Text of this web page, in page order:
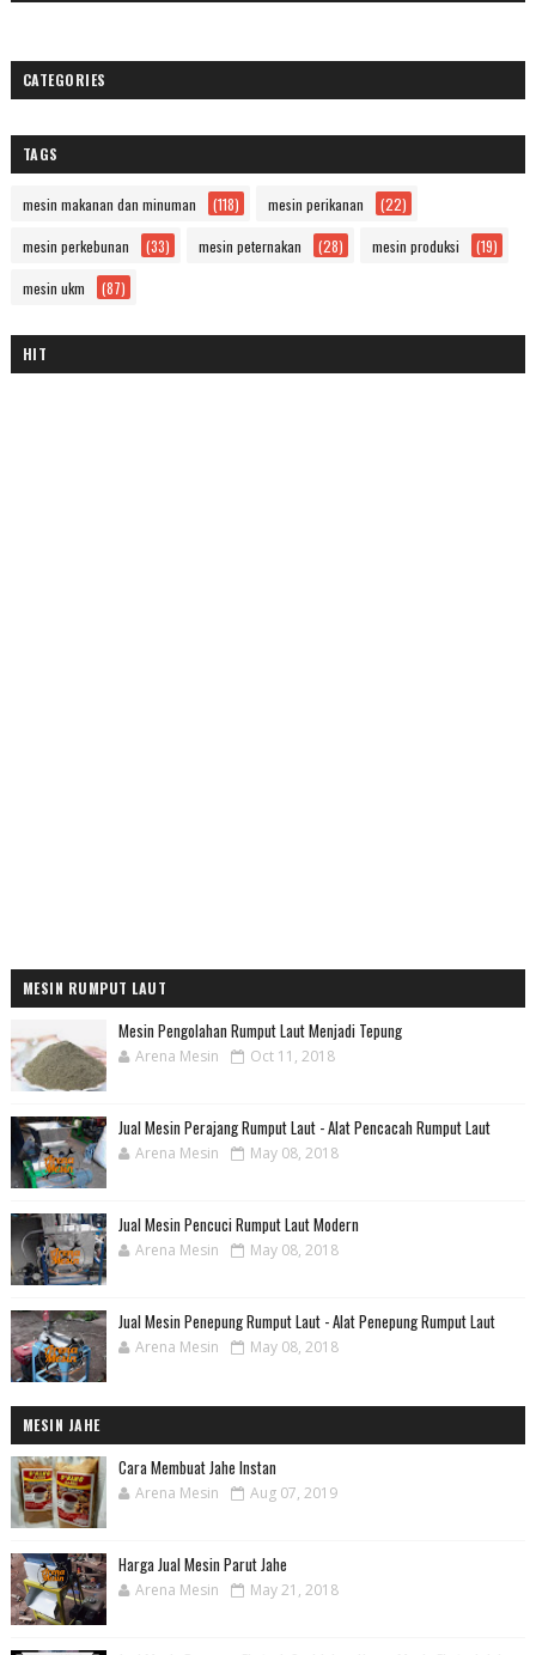
CATEGORIES
TAGS
mesin makanan dan minuman (118) mesin perikanan (22)
mesin perkebunan (33) mesin peternakan (28) mesin produksi (19)
mesin ukm (87)
HIT
MESIN RUMPUT LAUT
Mesin Pengolahan Rumput Laut Menjadi Tepung
Arena Mesin Oct 11, 2018
Jual Mesin Perajang Rumput Laut - Alat Pencacah Rumput Laut
Arena Mesin May 08, 2018
Jual Mesin Pencuci Rumput Laut Modern
Arena Mesin May 08, 2018
Jual Mesin Penepung Rumput Laut - Alat Penepung Rumput Laut
Arena Mesin May 08, 2018
MESIN JAHE
Cara Membuat Jahe Instan
Arena Mesin Aug 07, 2019
Harga Jual Mesin Parut Jahe
Arena Mesin May 21, 2018